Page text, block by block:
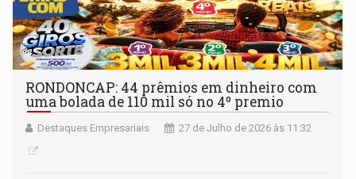
RONDONCAP: 44 prêmios em dinheiro com
uma bolada de 110 mil só no 4º premio
Destaques Empresariais 27 de Julho de 2026 às 11:32